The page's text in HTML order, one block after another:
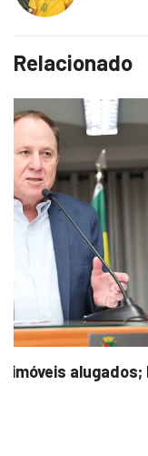
Relacionado
POLÍTICA
SAAE